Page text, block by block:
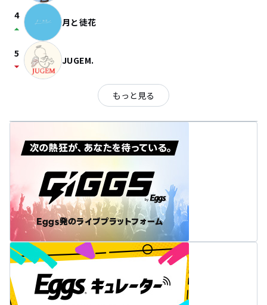
4
arrow_drop_up 月と徒花
5
arrow_drop_down JUGEM.
もっと見る